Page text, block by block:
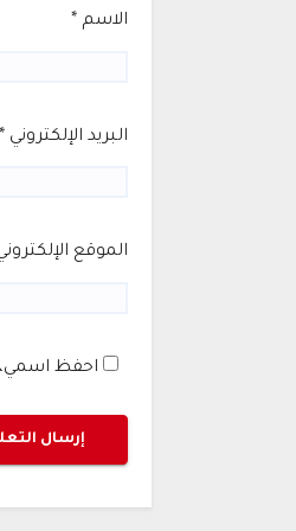
الاسم *
البريد الإلكتروني *
الموقع
احفظ اسمي،